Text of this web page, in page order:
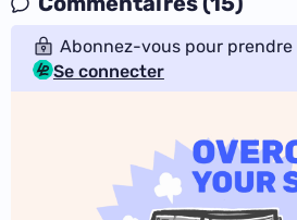
Abonnez-vous pour
Se connecter